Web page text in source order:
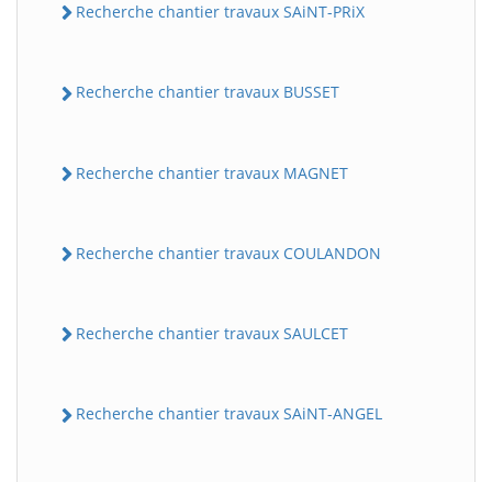
Recherche chantier travaux SAiNT-PRiX
Recherche chantier travaux BUSSET
Recherche chantier travaux MAGNET
Recherche chantier travaux COULANDON
Recherche chantier travaux SAULCET
Recherche chantier travaux SAiNT-ANGEL